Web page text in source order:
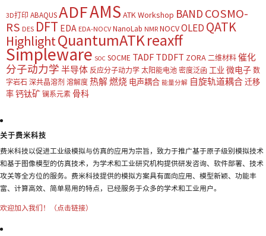
3D打印 ABAQUSADFAMS ATK Workshop BAND COSMO-
RS DES DFT EDA EDA-NOCV NanoLab NMR NOCVOLED QATK
HighlightQuantumATKreaxff
Simpleware SOC SOCME TADF TDDFT ZORA 二维材料 催化
分子动力学 半导体 反应分子动力学 太阳能电池 密度泛函 工业 微电子 数
字岩石 深共晶溶剂 溶解度 热解燃烧 电声耦合 能量分解 自旋轨道耦合迁移
率钙钛矿 镧系元素 骨科
关于费米科技
费米科技以促进工业级模拟与仿真的应用为宗旨，致力于推广基于原子级别模拟技术
和基于图像模型的仿真技术，为学术和工业研究机构提供研发咨询、软件部署、技术
攻关等全方位的服务。费米科技提供的模拟方案具有面向应用、模型新颖、功能丰
富、计算高效、简单易用的特点，已经服务于众多的学术和工业用户。
欢迎加入我们！（点击链接）